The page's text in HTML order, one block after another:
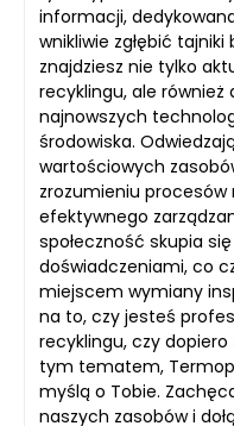
informacji,
wnikliwie zgłębić
znajdziesz nie tylko
recyklingu, ale również
najnowszych
środowiska.
wartościowych
zrozumieniu
efektywnego
społeczność skupia
doświadczeniami, co
miejscem wymiany
na to, czy jesteś
recyklingu, czy
tym tematem,
myślą o Tobie.
naszych zasobów i